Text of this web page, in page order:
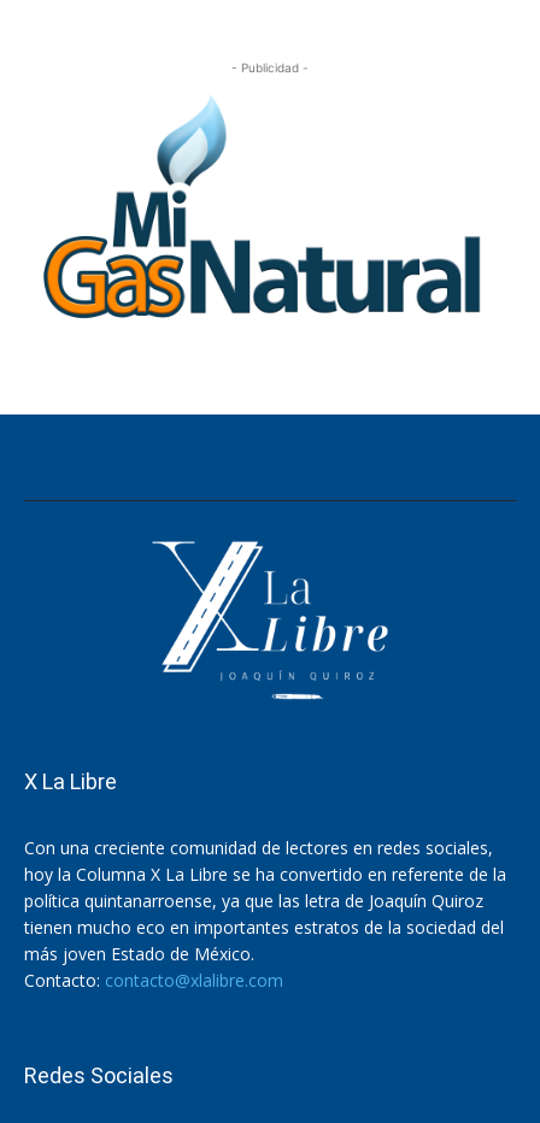
X La Libre
Con una creciente comunidad de lectores en redes sociales,
hoy la Columna X La Libre se ha convertido en referente de la
política quintanarroense, ya que las letra de Joaquín Quiroz
tienen mucho eco en importantes estratos de la sociedad del
más joven Estado de México.
Contacto: contacto@xlalibre.com
Redes Sociales